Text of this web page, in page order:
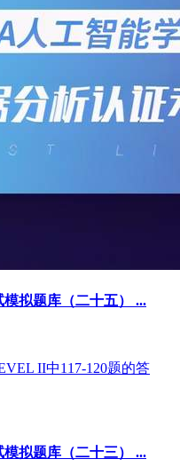
拟题库（二十五） ...
II中117-120题的答
拟题库（二十三） ...